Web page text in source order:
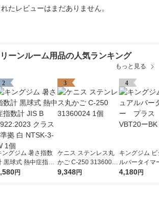
たレビューはまだありません。
ーンルーム用品の人気ランキング
もっと見る
2
ングジム 暑さ指数
黒球式 熱中症指数
JIS B 7922:2023 ク
円
3
ケニス ステンレス丸
かご C-250 31360024
1個
9,348円
4
キングジム
ルバータイ
ス クロ
4,180円